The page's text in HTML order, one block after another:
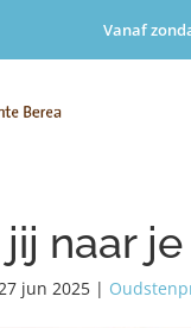
Vanaf
naar
jun 2025 |